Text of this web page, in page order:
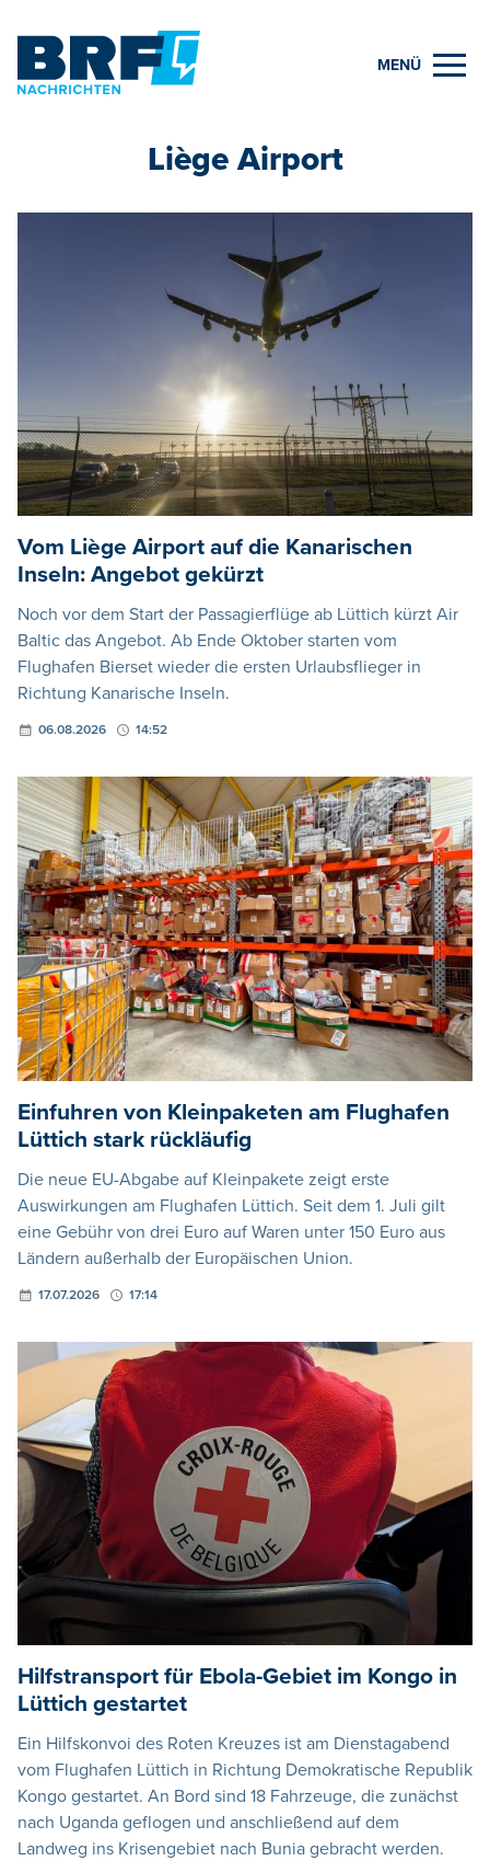
MENÜ
Liège Airport
Vom Liège Airport auf die Kanarischen
Inseln: Angebot gekürzt
Noch vor dem Start der Passagierflüge ab Lüttich kürzt Air
Baltic das Angebot. Ab Ende Oktober starten vom
Flughafen Bierset wieder die ersten Urlaubsflieger in
Richtung Kanarische Inseln.
06.08.2026 14:52
Einfuhren von Kleinpaketen am Flughafen
Lüttich stark rückläufig
Die neue EU-Abgabe auf Kleinpakete zeigt erste
Auswirkungen am Flughafen Lüttich. Seit dem 1. Juli gilt
eine Gebühr von drei Euro auf Waren unter 150 Euro aus
Ländern außerhalb der Europäischen Union.
17.07.2026 17:14
Hilfstransport für Ebola-Gebiet im Kongo in
Lüttich gestartet
Ein Hilfskonvoi des Roten Kreuzes ist am Dienstagabend
vom Flughafen Lüttich in Richtung Demokratische Republik
Kongo gestartet. An Bord sind 18 Fahrzeuge, die zunächst
nach Uganda geflogen und anschließend auf dem
Landweg ins Krisengebiet nach Bunia gebracht werden.